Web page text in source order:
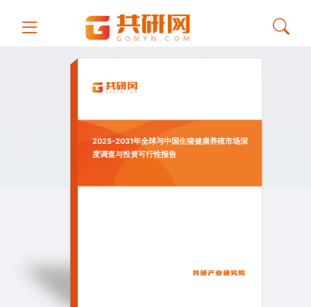
2025-2031年全球与中国生猪健康养殖市场深
度调查与投资可行性报告